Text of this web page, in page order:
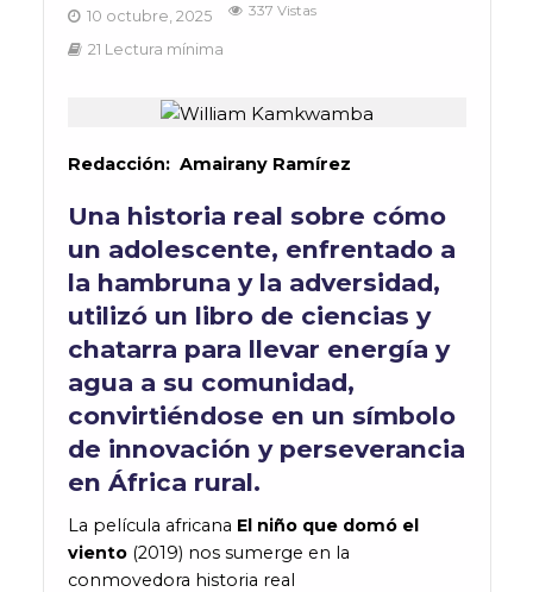
10 octubre, 2025 337 Vistas
21 Lectura mínima
Redacción: Amairany Ramírez
Una historia real sobre cómo
un adolescente, enfrentado a
la hambruna y la adversidad,
utilizó un libro de ciencias y
chatarra para llevar energía y
agua a su comunidad,
convirtiéndose en un símbolo
de innovación y perseverancia
en África rural.
La película africana El niño que domó el
viento(2019) nos sumerge en la
conmovedora historia real